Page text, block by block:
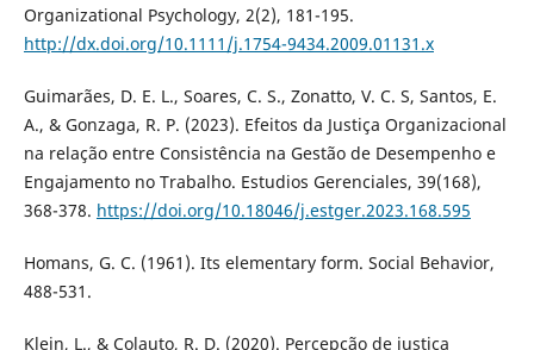
Organizational Psychology, 2(2), 181-195.
http://dx.doi.org/10.1111/j.1754-9434.2009.01131.x
Guimarães, D. E. L., Soares, C. S., Zonatto, V. C. S, Santos, E.
A., & Gonzaga, R. P. (2023). Efeitos da Justiça Organizacional
na relação entre Consistência na Gestão de Desempenho e
Engajamento no Trabalho. Estudios Gerenciales, 39(168),
368-378. https://doi.org/10.18046/j.estger.2023.168.595
Homans, G. C. (1961). Its elementary form. Social Behavior,
488-531.
Klein, L., & Colauto, R. D. (2020). Percepção de justiça